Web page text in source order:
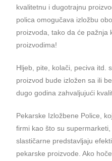
kvalitetnu i dugotrajnu
polica omogučava izložbu
proizvoda, tako da će pažnja
proizvodima!
Hljeb, pite, kolači, peciva itd.
proizvod bude izložen sa ili
dugo godina zahvaljujući
Pekarske Izložbene Police,
firmi kao što su
slastičarne predstavljaju
pekarske proizvode. Ako